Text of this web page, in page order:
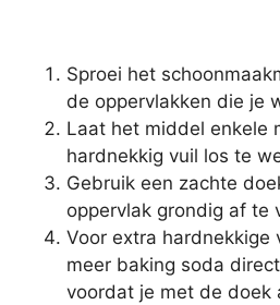
Sproei het
de oppervlakken die je
Laat het middel enkele
hardnekkig vuil los te
Gebruik een zachte
oppervlak grondig af te
Voor extra hardnekkige
meer baking soda
voordat je met de doek